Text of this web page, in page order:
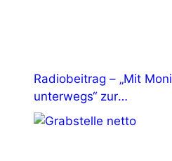
Radiobeitrag – „Mit Moni
unterwegs“ zur
Denkmalpflege